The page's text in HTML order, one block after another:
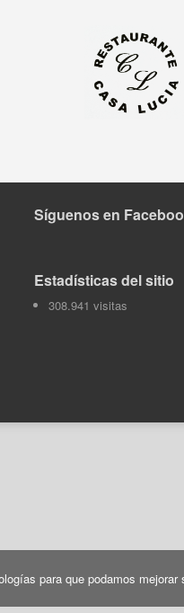
Síguenos en
Estadísticas del sitio
308.941 visitas
para que podamos